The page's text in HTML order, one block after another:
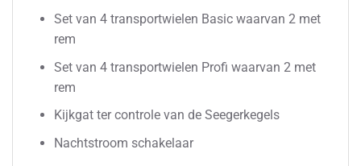
Set van 4 transportwielen Basic waarvan 2 met
rem
Set van 4 transportwielen Profi waarvan 2 met
rem
Kijkgat ter controle van de Seegerkegels
Nachtstroom schakelaar